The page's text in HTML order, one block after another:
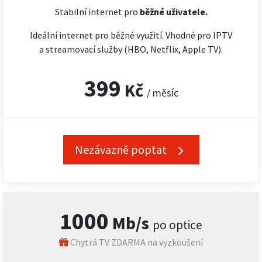
Stabilní internet pro běžné uživatele.
Ideální internet pro běžné využití. Vhodné pro IPTV
a streamovací služby (HBO, Netflix, Apple TV).
399 Kč / měsíc
Nezávazně poptat
1000 Mb/s po optice
Chytrá TV ZDARMA na vyzkoušení